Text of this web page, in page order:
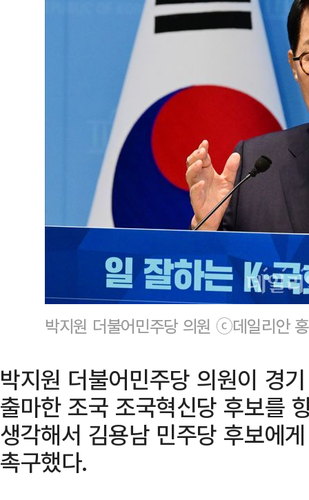
박지원 더불어민주당 의원 ⓒ데일리안
박지원 더불어민주당 의원이 경
출마한 조국 조국혁신당 후보를
생각해서 김용남 민주당 후보에
촉구했다.